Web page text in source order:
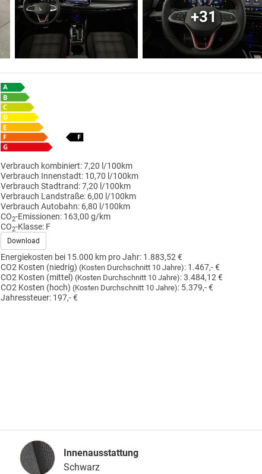
+31
Verbrauch kombiniert:7,20 l/100km
Verbrauch Innenstadt: 10,70 l/100km
Verbrauch Stadtrand:7,20 l/100km
Verbrauch Landstraße: 6,00 l/100km
Verbrauch Autobahn: 6,80 l/100km
CO2-Emissionen: 163,00 g/km
CO2-Klasse: F
Download
Energiekosten bei 15.000 km pro Jahr: 1.883,52 €
CO2 Kosten (niedrig) (Kosten Durchschnitt 10 Jahre): 1.467,- €
CO2 Kosten (mittel) (Kosten Durchschnitt 10 Jahre):3.484,12 €
CO2 Kosten (hoch) (Kosten Durchschnitt 10 Jahre): 5.379,- €
Jahressteuer: 197,- €
Innenausstattung
Innenausstattung
Schwarz